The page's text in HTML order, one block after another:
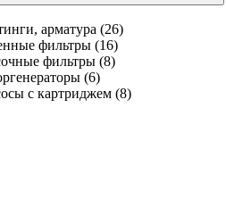
арматура (26)
фильтры (16)
фильтры (8)
(6)
с картриджем (8)